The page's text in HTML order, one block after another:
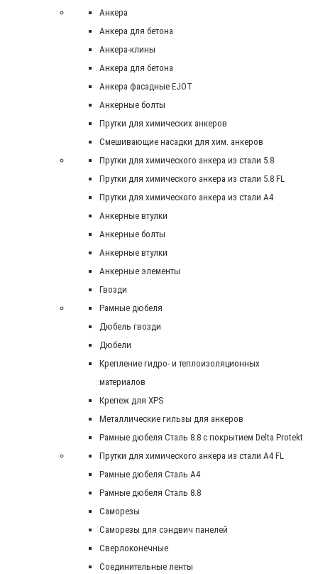
Анкера
Анкера для бетона
Анкера-клины
Анкера для бетона
Анкера фасадные EJOT
Анкерные болты
Прутки для химических анкеров
Смешивающие насадки для хим. анкеров
Прутки для химического анкера из стали 5.8
Прутки для химического анкера из стали 5.8 FL
Прутки для химического анкера из стали А4
Анкерные втулки
Анкерные болты
Анкерные втулки
Анкерные элементы
Гвозди
Рамные дюбеля
Дюбель гвозди
Дюбели
Крепление гидро- и теплоизоляционных
материалов
Крепеж для XPS
Металлические гильзы для анкеров
Рамные дюбеля Сталь 8.8 с покрытием Delta Protekt
Прутки для химического анкера из стали А4 FL
Рамные дюбеля Сталь A4
Рамные дюбеля Сталь 8.8
Саморезы
Саморезы для сэндвич панелей
Сверлоконечные
Соединительные ленты